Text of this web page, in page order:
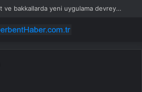
İstanbul’da market ve bakkallarda yeni uygulama devreye girdi